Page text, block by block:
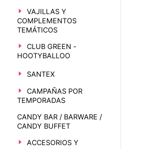
VAJILLAS Y
COMPLEMENTOS
TEMÁTICOS
CLUB GREEN -
HOOTYBALLOO
SANTEX
CAMPAÑAS POR
TEMPORADAS
CANDY BAR / BARWARE /
CANDY BUFFET
ACCESORIOS Y